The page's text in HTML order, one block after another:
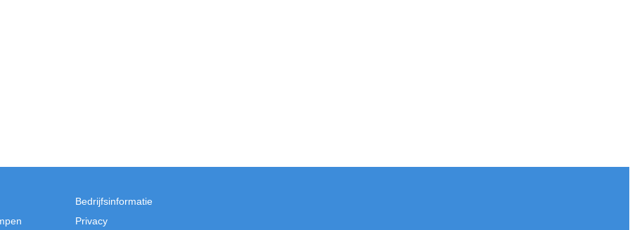
Bedrijfsinformatie
Privacy